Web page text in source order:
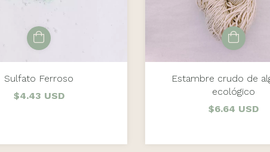
Sulfato Ferroso
$4.43 USD
Estambre crudo de
ecológico
$6.64 USD